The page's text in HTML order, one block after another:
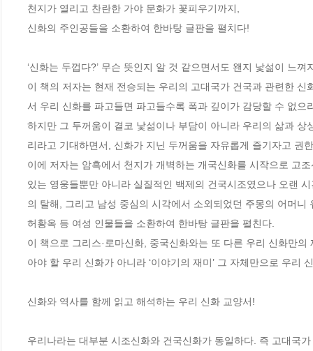
천지가 열리고 찬란한 가야 문화가 꽃피우기까지,
신화의 주인공들을 소환하여 한바탕 글판을 펼치다!
‘신화는 두껍다?’ 무슨 뜻인지 알 것 같으면서도 왠지 낯섦이 느
이 책의 저자는 현재 전승되는 우리의 고대국가 건국과 관련한
서 우리 신화를 파고들면 파고들수록 폭과 깊이가 감당할 수 없
하지만 그 두꺼움이 결코 낯섦이나 부담이 아니라 우리의 삶과
리라고 기대하면서, 신화가 지닌 두꺼움을 자유롭게 즐기자고 권
이에 저자는 암흑에서 천지가 개벽하는 개국신화를 시작으로 고
있는 영웅들뿐만 아니라 실질적인 백제의 건국시조였으나 오랜
의 탈해, 그리고 남성 중심의 시각에서 소외되었던 주몽의 어머
허황옥 등 여성 인물들을 소환하여 한바탕 글판을 펼친다.
이 책으로 그리스·로마신화, 중국신화와는 또 다른 우리 신화만
아야 할 우리 신화가 아니라 ‘이야기의 재미’ 그 자체만으로 우
신화와 역사를 함께 읽고 해석하는 우리 신화 교양서!
우리나라는 대부분 시조신화와 건국신화가 동일하다. 즉 고대국